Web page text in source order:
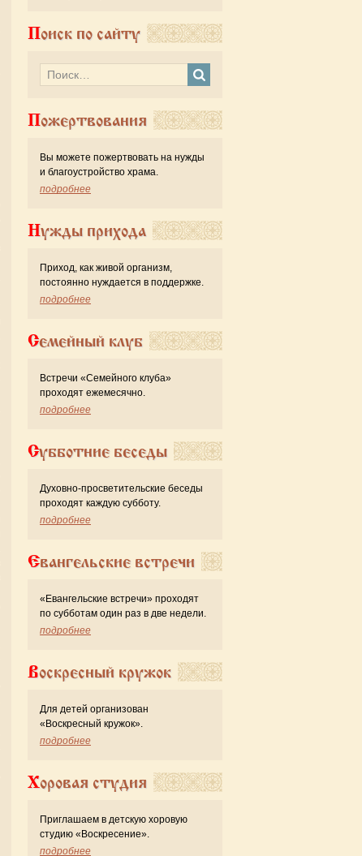
Поиск по сайту
Пожертвования
Вы можете пожертвовать на нужды
и благоустройство храма.
подробнее
Нужды прихода
Приход, как живой организм,
постоянно нуждается в поддержке.
подробнее
Семейный клуб
Встречи «Семейного клуба»
проходят ежемесячно.
подробнее
Субботние беседы
Духовно-просветительские беседы
проходят каждую субботу.
подробнее
Евангельские встречи
«Евангельские встречи» проходят
по субботам один раз в две недели.
подробнее
Воскресный кружок
Для детей организован
«Воскресный кружок».
подробнее
Хоровая студия
Приглашаем в детскую хоровую
студию «Воскресение».
подробнее